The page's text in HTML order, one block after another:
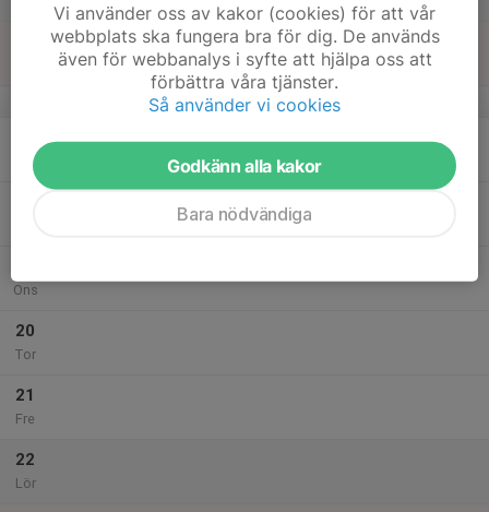
v.34
Mån
Ons
20
Tor
21
Fre
22
Lör
Vi använder oss av kakor (cookies) för att vår
webbplats ska fungera bra för dig. De används
även för webbanalys i syfte att hjälpa oss att
förbättra våra tjänster.
Så använder vi cookies
Godkänn alla kakor
Bara nödvändiga